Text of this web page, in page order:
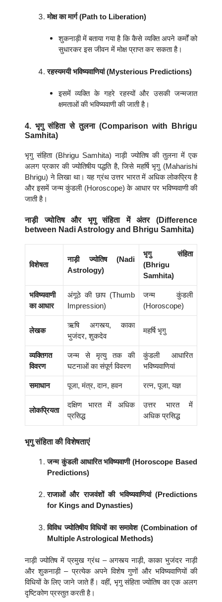
मोक्ष का मार्ग (Path to Liberation)
शुकनाड़ी में बताया गया है कि कैसे व्यक्ति अपने कर्मों को
सुधारकर इस जीवन में मोक्ष प्राप्त कर सकता है।
रहस्यमयी भविष्यवाणियां (Mysterious Predictions)
इसमें व्यक्ति के गहरे रहस्यों और उसकी जन्मजात
क्षमताओं की भविष्यवाणी की जाती है।
4. भृगु संहिता से तुलना (Comparison with Bhrigu
Samhita)
भृगु संहिता (Bhrigu Samhita) नाड़ी ज्योतिष की तुलना में एक
अलग प्रकार की ज्योतिषीय पद्धति है, जिसे महर्षि भृगु (Maharishi
Bhrigu) ने लिखा था। यह ग्रंथ उत्तर भारत में अधिक लोकप्रिय है
और इसमें जन्म कुंडली (Horoscope) के आधार पर भविष्यवाणी की
जाती है।
नाड़ी ज्योतिष और भृगु संहिता में अंतर (Difference
between Nadi Astrology and Bhrigu Samhita)
विशेषता
नाड़ी ज्योतिष (Nadi
Astrology)
भृगु संहिता
(Bhrigu
Samhita)
भविष्यवाणी
का आधार
अंगूठे की छाप (Thumb
Impression)
जन्म कुंडली
(Horoscope)
लेखक
ऋषि अगस्त्य, काका
भुजंदर, शुकदेव
महर्षि भृगु
व्यक्तिगत
विवरण
जन्म से मृत्यु तक की
घटनाओं का संपूर्ण विवरण
कुंडली आधारित
भविष्यवाणियां
समाधान पूजा, मंत्र, दान, हवन रत्न, पूजा, यज्ञ
लोकप्रियता
दक्षिण भारत में अधिक
प्रसिद्ध
उत्तर भारत में
अधिक प्रसिद्ध
भृगु संहिता की विशेषताएं
जन्म कुंडली आधारित भविष्यवाणी (Horoscope Based
Predictions)
राजाओं और राजवंशों की भविष्यवाणियां (Predictions
for Kings and Dynasties)
विविध ज्योतिषीय विधियों का समावेश (Combination of
Multiple Astrological Methods)
नाड़ी ज्योतिष में प्रमुख ग्रंथ – अगस्त्य नाड़ी, काका भुजंदर नाड़ी
और शुकनाड़ी – प्रत्येक अपने विशेष गुणों और भविष्यवाणियों की
विधियों के लिए जाने जाते हैं। वहीं, भृगु संहिता ज्योतिष का एक अलग
दृष्टिकोण प्रस्तुत करती है।